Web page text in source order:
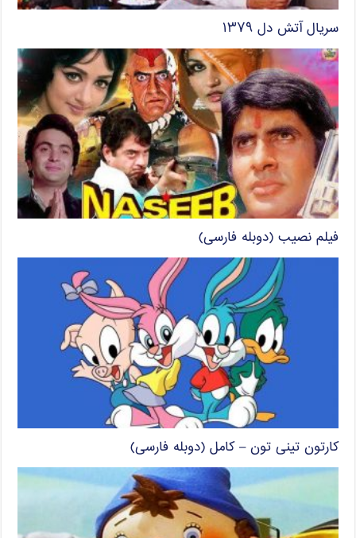
سریال آتش دل ۱۳۷۹
فیلم نصیب (دوبله فارسی)
کارتون تینی تون – کامل (دوبله فارسی)